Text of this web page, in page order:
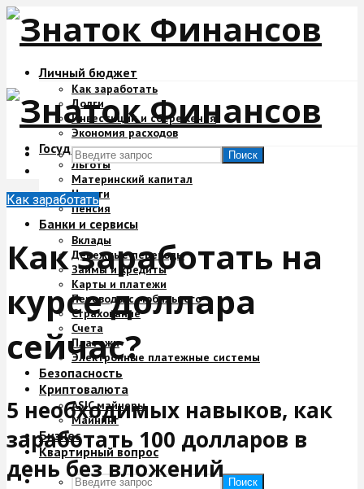
Личный бюджет
Как заработать
Долги
Инвестиции и сбережения
Экономия расходов
Государство и деньги
Льготы
Материнский капитал
Налоги
Пенсия
Банки и сервисы
Вклады
Денежные переводы
Займы и кредиты
Карты и платежи
Переводы с мобильного
Страхование
Счета
Платежи
Электронные платежные системы
Безопасность
Криптовалюта
ASIC майнеры
Майнинг
Бизнес
Квартирный вопрос
Поиск
Поиск
Как заработать
Как заработать на
курсе доллара
сейчас?
5 необходимых навыков, как
заработать 100 долларов в
день без вложений